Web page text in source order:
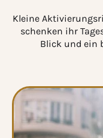
Kleine
schenken ihr
Blick und ein